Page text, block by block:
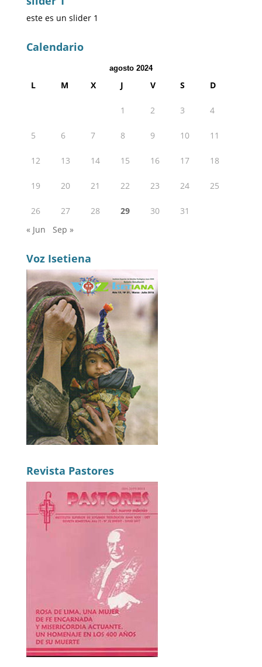
este es un slider 1
Calendario
agosto 2024
L M X J V S D
1 2 3 4
5 6 7 8 9 10 11
12 13 14 15 16 17 18
19 20 21 22 23 24 25
26 27 28 29 30
31
« Jun
Sep »
Voz Isetiena
Revista Pastores